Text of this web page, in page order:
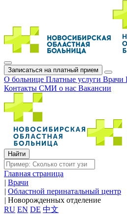
Записаться на платный прием
О больнице Платные услуги Врачи
Контакты СМИ о нас Вакансии
Главная страница
| Врачи
| Областной перинатальный центр
| Новорожденных отделение
RU EN DE 中文